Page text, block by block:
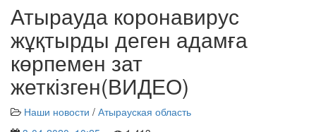
Атырауда коронавирус
жұқтырды деген адамға
көрпемен зат
жеткізген(ВИДЕО)
Наши новости / Атырауская область